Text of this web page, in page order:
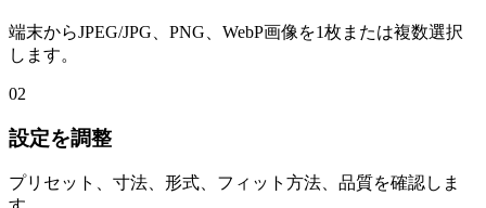
端末からJPEG/JPG、PNG、WebP画像を1枚または複数選択
します。
02
設定を調整
プリセット、寸法、形式、フィット方法、品質を確認しま